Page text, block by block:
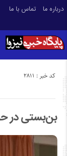
درباره ما تماس با ما
کد خبر : 2811
بن‌بستی در